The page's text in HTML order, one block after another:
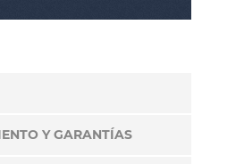
Y GARANTÍAS